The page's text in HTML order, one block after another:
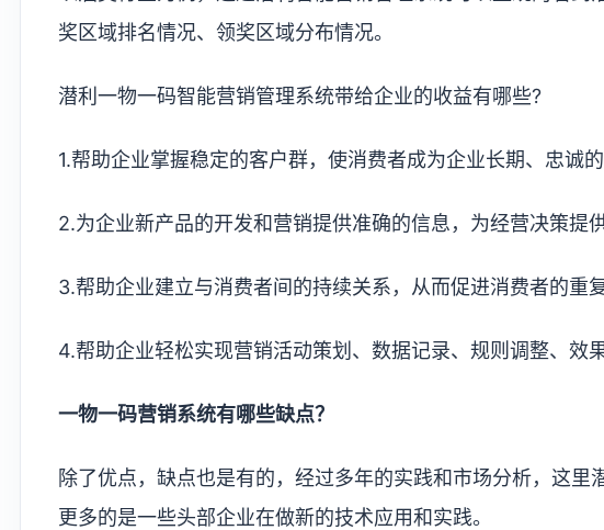
奖区域排名情况、领奖区域分布情况。
潜利一物一码智能营销管理系统带给企业的收益有哪些?
1.帮助企业掌握稳定的客户群，使消费者成为企业长期、忠诚的
2.为企业新产品的开发和营销提供准确的信息，为经营决策提
3.帮助企业建立与消费者间的持续关系，从而促进消费者的重复
4.帮助企业轻松实现营销活动策划、数据记录、规则调整、效
一物一码营销系统有哪些缺点？
除了优点，缺点也是有的，经过多年的实践和市场分析，这
更多的是一些头部企业在做新的技术应用和实践。